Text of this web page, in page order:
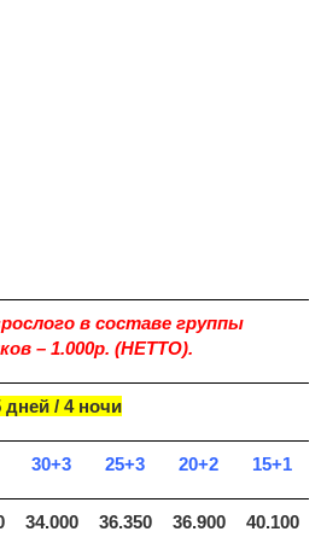
в составе группы
– 1.000р. (НЕТТО).
дней / 4 ночи
30+3 25+3 20+2 15+1
34.000 36.350 36.900 40.100